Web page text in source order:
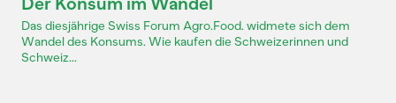
Das diesjährige Swiss Forum Agro.Food. widmete sich dem
Wandel des Konsums. Wie kaufen die Schweizerinnen und
Schweiz...